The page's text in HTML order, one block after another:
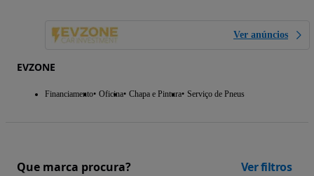
Ver anúncios
EVZONE
Financiamento Oficina Chapa e Pintura Serviço de Pneus
Que marca procura? Ver filtros